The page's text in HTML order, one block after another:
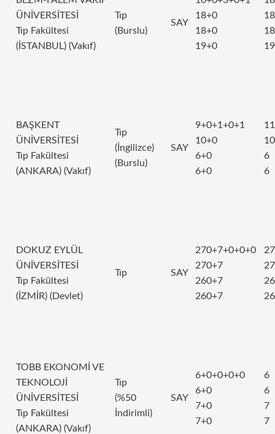
ÜNİVERSİTESİ
Tıp Fakültesi
(İSTANBUL) (Vakıf)
Tıp
(Burslu)
SAY
18+0
18+0
19+0
18
18
19
BAŞKENT
ÜNİVERSİTESİ
Tıp Fakültesi
(ANKARA) (Vakıf)
Tıp
(İngilizce)
(Burslu)
SAY
9+0+1+0+1
10+0
6+0
6+0
11
10
6
6
DOKUZ EYLÜL
ÜNİVERSİTESİ
Tıp Fakültesi
(İZMİR) (Devlet)
Tıp SAY
270+7+0+0+0
270+7
260+7
260+7
TOBB EKONOMİ VE
TEKNOLOJİ
ÜNİVERSİTESİ
Tıp Fakültesi
(ANKARA) (Vakıf)
Tıp
(%50
İndirimli)
SAY
6+0+0+0+0
6+0
7+0
7+0
6
6
7
7